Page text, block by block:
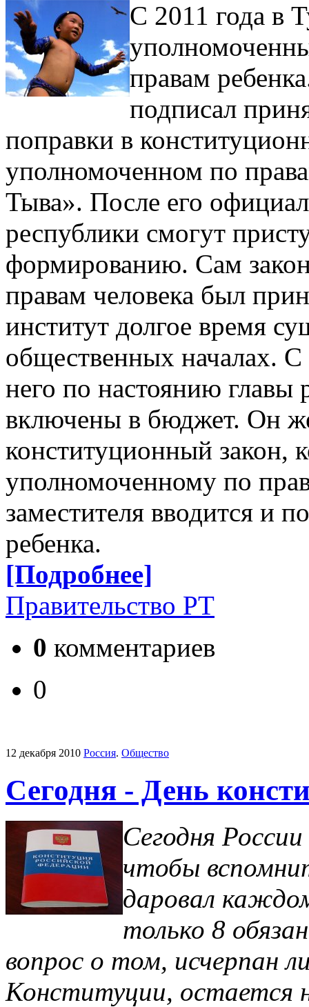
С 2011 года в
правам
подписал
поправки в
уполномоченном по
Тыва». После его
республики смогут
формированию. Сам
правам человека был
институт долгое время
общественных началах.
него по настоянию
включены в бюджет. Он
конституционный закон,
уполномоченному по
заместителя вводится и
ребенка.
[Подробнее]
Правительство РТ
0 комментариев
0
12 декабря 2010 Россия. Общество
Сегодня - День
Сегодня
чтобы
даровал
только 8
вопрос о том, исчерпан
Конституции, остается